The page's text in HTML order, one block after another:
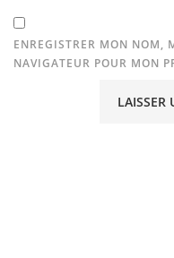
ENREGISTRER MON NOM,
NAVIGATEUR POUR MON